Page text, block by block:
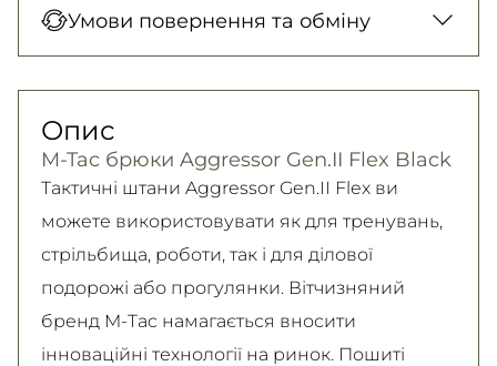
150 грн. / 1-2 дні
300 грн. / 1-2 дні
Самовивіз
Безкоштовно
Детальніше
карткою у відділенні, Безготівковими для
Детальніше
Умови повернення та обміну
Детально про умови повернення та обміну
читайте на
сторінці
Опис
M-Tac брюки Aggressor Gen.II Flex Black
Тактичні штани Aggressor Gen.II Flex ви
можете використовувати як для тренувань,
стрільбища, роботи, так і для ділової
подорожі або прогулянки. Вітчизняний
бренд M-Tac намагається вносити
інноваційні технології на ринок. Пошиті